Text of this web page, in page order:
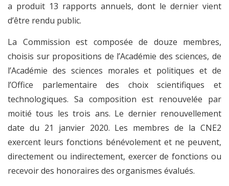
a produit 13 rapports annuels, dont le dernier vient
d’être rendu public.
La Commission est composée de douze membres,
choisis sur propositions de l’Académie des sciences, de
l’Académie des sciences morales et politiques et de
l’Office parlementaire des choix scientifiques et
technologiques. Sa composition est renouvelée par
moitié tous les trois ans. Le dernier renouvellement
date du 21 janvier 2020. Les membres de la CNE2
exercent leurs fonctions bénévolement et ne peuvent,
directement ou indirectement, exercer de fonctions ou
recevoir des honoraires des organismes évalués.